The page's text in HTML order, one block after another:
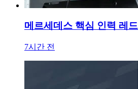
메르세데스 핵심 인력 레
7시간 전